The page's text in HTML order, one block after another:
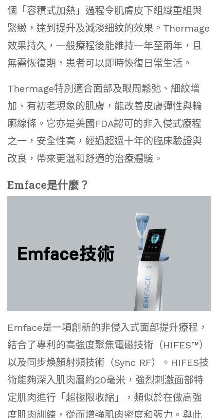
個「容積式加熱」過程令肌膚皮下組織重組與
緊緻，達到提升及減淡細紋的效果。Thermage
效果持久，一般療程後能維持一年至兩年，且
無需恢復期，患者可以即時恢復日常生活。
Thermage特別適合面部及眼周鬆弛、細紋增
加、有初老現象的肌膚，能改善皮膚彈性與輪
廓線條。它亦是美國FDA認可的非入侵式療程
之一，安全性高，經過超過十年的臨床驗證與
改良，帶來更溫和舒適的治療體驗。
Emface是什麼？
Emface是一項創新的非侵入式面部提升療程，
結合了專利的高強度聚焦電磁技術（HIFES™）
以及同步煥顏射頻技術（Sync RF）。HIFES技
術能夠深入肌肉層約20毫米，強烈刺激面部特
定肌肉進行「超極限收縮」，類似於在做高強
度肌肉訓練，從而增強肌肉密度和張力。與此